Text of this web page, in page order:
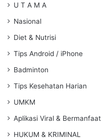
U T A M A
Nasional
Diet & Nutrisi
Tips Android / iPhone
Badminton
Tips Kesehatan Harian
UMKM
Aplikasi Viral & Bermanfaat
HUKUM & KRIMINAL